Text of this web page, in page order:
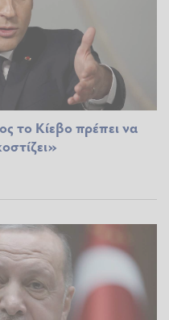
το Κίεβο πρέπει να